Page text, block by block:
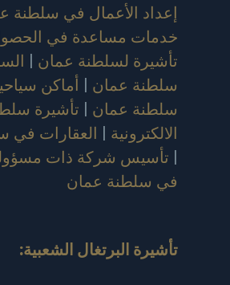
إعداد الأعمال في سلطنة
خدمات مساعدة في
تأشيرة لسلطنة عمان |
سلطنة عمان | أماكن
سلطنة عمان | تأشيرة
الالكترونية | العقارات في
| تأسيس شركة ذات
في سلطنة عمان
تأشيرة البرتغال الشعبية: